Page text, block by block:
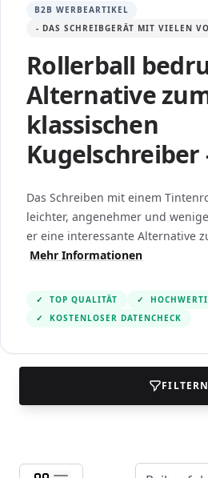
B2B WERBEARTIKEL
- DAS SCHREIBGERÄT MIT VIELEN
Rollerball
Alternative
klassischen
Kugelschreiber
Das Schreiben mit einem
leichter, angenehmer und
er eine interessante Alternative
Mehr Informationen
✓ TOP QUALITÄT ✓
✓
KOSTENLOSER DATENCHECK
FILTERN